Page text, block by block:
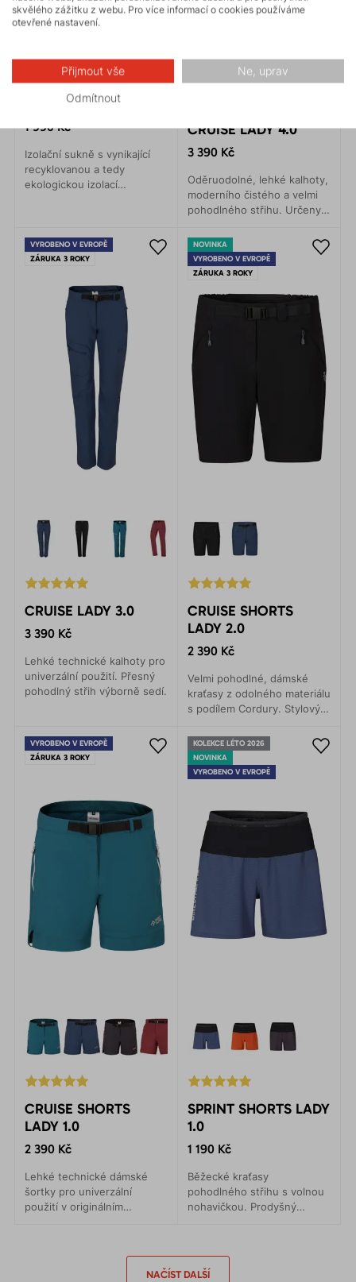
TOFANA LADY 2.0
1 990 Kč
Izolační sukně s vynikající
recyklovanou a tedy
ekologickou izolací
váha, měkkost a velmi dobrá
sbalitelnost. Vhodná na
pro běžné každodenní
CRUISE LADY 4.0
3 390 Kč
Oděruodolné, lehké kalhoty,
moderního čistého a velmi
pohodlného střihu. Určeny
procházky.
VYROBENO V EVROPĚ
ZÁRUKA 3 ROKY
CRUISE LADY 3.0
3 390 Kč
Lehké technické kalhoty pro
univerzální použití. Přesný
pohodlný střih výborně sedí.
NOVINKA
VYROBENO V EVROPĚ
ZÁRUKA 3 ROKY
CRUISE SHORTS
LADY 2.0
2 390 Kč
Velmi pohodlné, dámské
kraťasy z odolného materiálu
s podílem Cordury. Stylový
VYROBENO V EVROPĚ
ZÁRUKA 3 ROKY
CRUISE SHORTS
LADY 1.0
2 390 Kč
Lehké technické dámské
šortky pro univerzální
použití v originálním
KOLEKCE LÉTO 2026
NOVINKA
VYROBENO V EVROPĚ
SPRINT SHORTS LADY
1.0
1 190 Kč
Běžecké kraťasy
pohodlného střihu s volnou
nohavičkou. Prodyšný
NAČÍST DALŠÍ
skvělého zážitku z webu. Pro více informací o cookies používáme
otevřené nastavení.
Přijmout vše Ne, uprav
Odmítnout